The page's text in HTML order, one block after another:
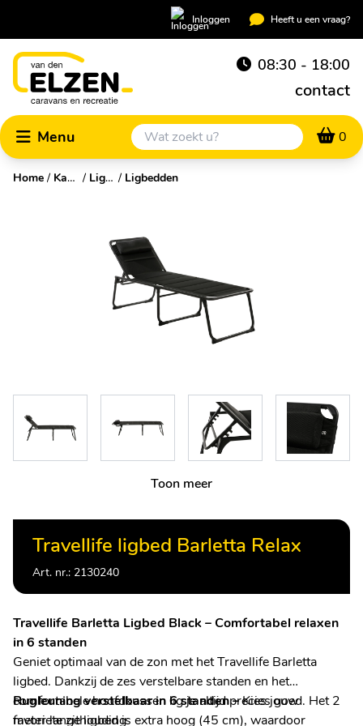
Inloggen Heeft u een vraag?
08:30 - 18:00
contact
Menu 0
Home / Kampeermeubelen / Ligbedden & hangmatten / Ligbedden
Toon meer
Travellife ligbed Barletta Relax
Art. nr.: 2130240
Travellife Barletta Ligbed Black – Comfortabel relaxen
in 6 standen
Geniet optimaal van de zon met het Travellife Barletta
ligbed. Dankzij de zes verstelbare standen en het
comfortabele hoofdkussen lig je altijd precies goed. Het 2
meter lange ligbed is extra hoog (45 cm), waardoor
Rugleuning verstelbaar in 6 standen –Kies jouw
favoriete zithouding